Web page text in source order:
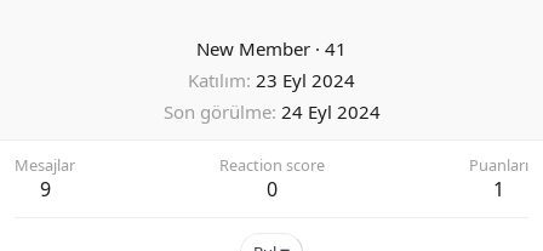
New Member · 41
Katılım 23 Eyl 2024
Son görülme 24 Eyl 2024
Mesajlar
9
Reaction score
0
Puanları
1